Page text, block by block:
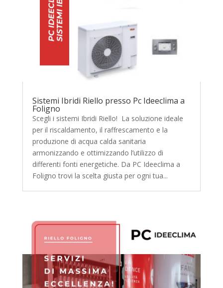
Sistemi Ibridi Riello presso Pc Ideeclima a
Foligno
Scegli i sistemi Ibridi Riello! La soluzione ideale
per il riscaldamento, il raffrescamento e la
produzione di acqua calda sanitaria
armonizzando e ottimizzando l’utilizzo di
differenti fonti energetiche. Da PC Ideeclima a
Foligno trovi la scelta giusta per ogni tua...